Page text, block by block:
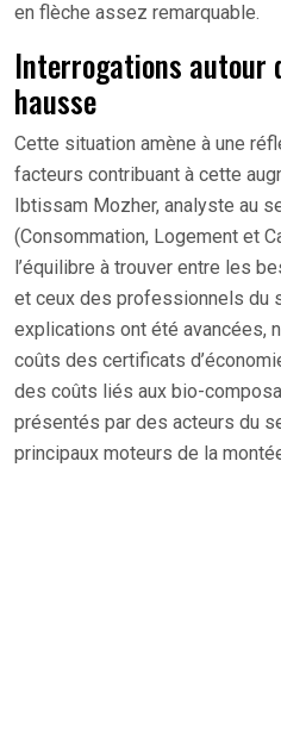
en flèche assez remarquable.
Interrogations autour
hausse
Cette situation amène à une
facteurs contribuant à cette
Ibtissam Mozher, analyste au
(Consommation, Logement et
l’équilibre à trouver entre les
et ceux des professionnels du
explications ont été avancées,
coûts des certificats
des coûts liés aux bio-
présentés par des acteurs du
principaux moteurs de la